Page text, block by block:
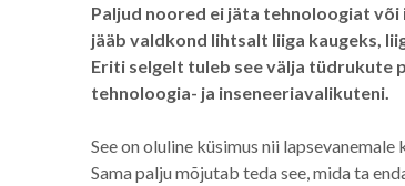
Paljud noored ei jäta tehnoloogiat
jääb valdkond lihtsalt liiga kaugeks,
Eriti selgelt tuleb see välja tüdrukute
tehnoloogia- ja inseneeriavalikuteni.
See on oluline küsimus nii
Sama palju mõjutab teda see, mida ta